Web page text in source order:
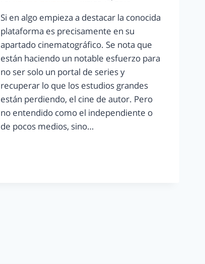
Si en algo empieza a destacar la conocida
plataforma es precisamente en su
apartado cinematográfico. Se nota que
están haciendo un notable esfuerzo para
no ser solo un portal de series y
recuperar lo que los estudios grandes
están perdiendo, el cine de autor. Pero
no entendido como el independiente o
de pocos medios, sino…